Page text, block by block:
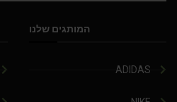
המותגים שלנו
ADIDAS